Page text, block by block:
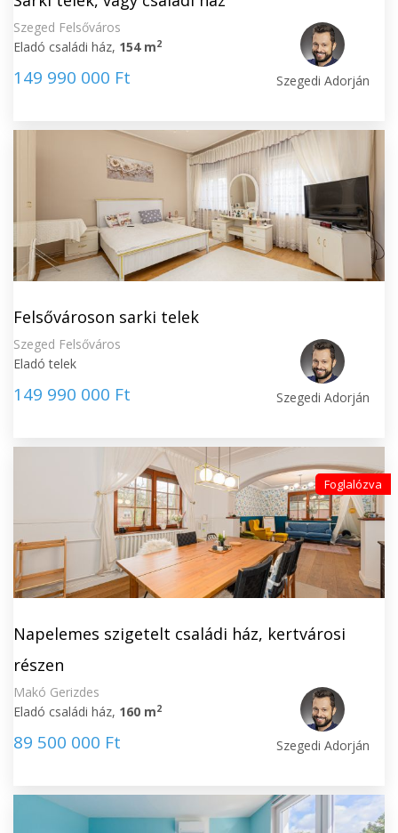
Szeged Felsőváros
Eladó családi ház, 154 m2
149 990 000 Ft Szegedi Adorján
Felsővároson sarki telek
Szeged Felsőváros
Eladó telek
149 990 000 Ft Szegedi Adorján
Foglalózva
Napelemes szigetelt családi ház, kertvárosi
részen
Makó Gerizdes
Eladó családi ház, 160 m2
89 500 000 Ft Szegedi Adorján